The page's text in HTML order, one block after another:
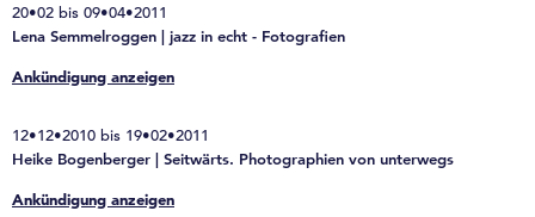
20•02 bis 09•04•2011
Lena Semmelroggen | jazz in echt - Fotografien
Ankündigung anzeigen
12•12•2010 bis 19•02•2011
Heike Bogenberger | Seitwärts. Photographien von unterwegs
Ankündigung anzeigen